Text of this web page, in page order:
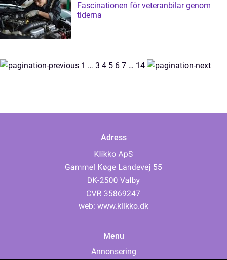
Fascinationen för veteranbilar genom
tiderna
1 … 3 4 5 6 7 … 14
Adress
web: www.klikko.dk
Menu
Annonsering